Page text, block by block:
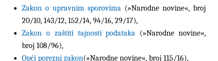
Zakon o upravnim sporovima (»Narodne novine«, broj
20/10, 143/12, 152/14, 94/16, 29/17),
Zakon o zaštiti tajnosti podataka (»Narodne novine«,
broj 108/96),
Opći porezni zakon(»Narodne novine«, broj 115/16),